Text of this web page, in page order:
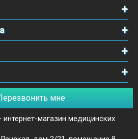
мне
магазин медицинских